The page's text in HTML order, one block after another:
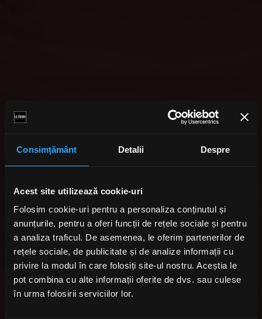
Consimțământ Detalii Despre
Acest site utilizează cookie-uri
Folosim cookie-uri pentru a personaliza conținutul și
anunțurile, pentru a oferi funcții de rețele sociale și pentru
a analiza traficul. De asemenea, le oferim partenerilor de
rețele sociale, de publicitate și de analize informații cu
privire la modul în care folosiți site-ul nostru. Aceștia le
pot combina cu alte informații oferite de dvs. sau culese
în urma folosirii serviciilor lor.